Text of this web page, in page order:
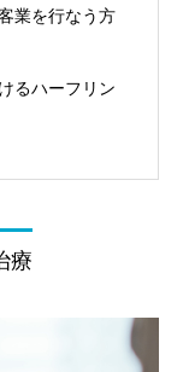
業を行なう方
るハーフリン
療